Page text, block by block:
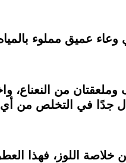
عميق مملوء بالمياه
أضيفي 4 عيدان من الزعتر الجاف
جدًا في التخلص من أي
اللوز، فهذا